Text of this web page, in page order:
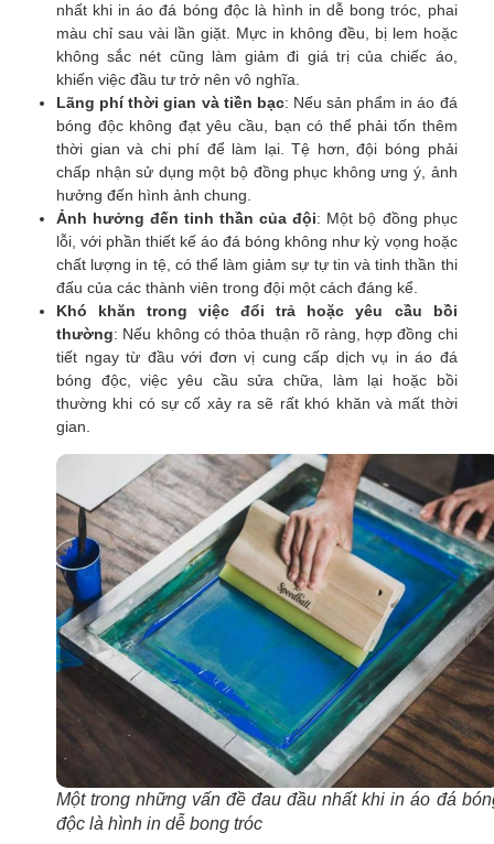
nhất khi in áo đá bóng độc là hình in dễ bong tróc, phai
màu chỉ sau vài lần giặt. Mực in không đều, bị lem hoặc
không sắc nét cũng làm giảm đi giá trị của chiếc áo,
khiến việc đầu tư trở nên vô nghĩa.
Lãng phí thời gian và tiền bạc: Nếu sản phẩm in áo đá
bóng độc không đạt yêu cầu, bạn có thể phải tốn thêm
thời gian và chi phí để làm lại. Tệ hơn, đội bóng phải
chấp nhận sử dụng một bộ đồng phục không ưng ý, ảnh
hưởng đến hình ảnh chung.
Ảnh hưởng đến tinh thần của đội: Một bộ đồng phục
lỗi, với phần thiết kế áo đá bóng không như kỳ vọng hoặc
chất lượng in tệ, có thể làm giảm sự tự tin và tinh thần thi
đấu của các thành viên trong đội một cách đáng kể.
Khó khăn trong việc đổi trả hoặc yêu cầu bồi
thường: Nếu không có thỏa thuận rõ ràng, hợp đồng chi
tiết ngay từ đầu với đơn vị cung cấp dịch vụ in áo đá
bóng độc, việc yêu cầu sửa chữa, làm lại hoặc bồi
thường khi có sự cố xảy ra sẽ rất khó khăn và mất thời
gian.
Một trong những vấn đề đau đầu nhất khi in áo đá
độc là hình in dễ bong tróc